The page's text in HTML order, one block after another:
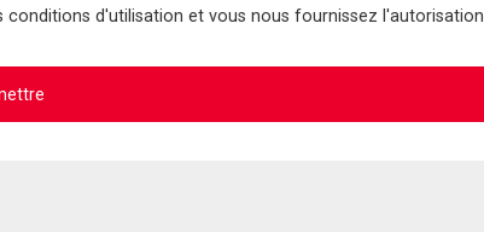
d'utilisation et vous nous fournissez l'autorisation